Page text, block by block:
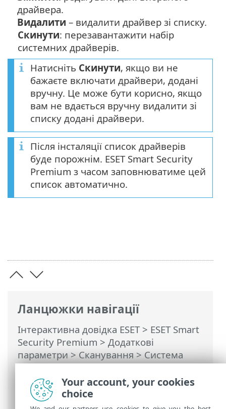
Ланцюжки навігації
Інтерактивна довідка ESET> ESET Smart
Security Premium > Додаткові
параметри>Сканування>Система
запобігання вторгненням (HIPS)>
Додаткові параметри HIPS> Драйвери,
які дозволено завжди завантажувати
драйвера.
Видалити – видалити драйвер зі списку.
Скинути: перезавантажити набір
системних драйверів.
Натисніть Скинути, якщо ви не
бажаєте включати драйвери, додані
вручну. Це може бути корисно, якщо
вам не вдається вручну видалити зі
списку додані драйвери.
Після інсталяції список драйверів
буде порожнім. ESET Smart Security
Premium з часом заповнюватиме цей
список автоматично.
Your account, your cookies
choice